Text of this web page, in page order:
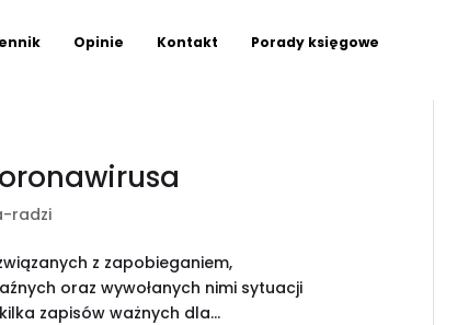
Opinie Kontakt Porady księgowe
radzi
z zapobieganiem,
oraz wywołanych nimi sytuacji
zapisów ważnych dla...